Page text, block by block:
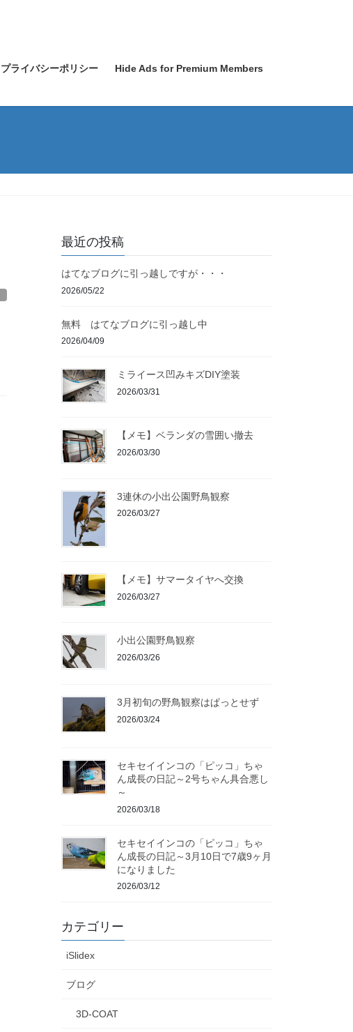
プライバシーポリシー Hide Ads for Premium Members
最近の投稿
はてなブログに引っ越しですが・・・
2026/05/22
無料 はてなブログに引っ越し中
2026/04/09
ミライース凹みキズDIY塗装
2026/03/31
【メモ】ベランダの雪囲い撤去
2026/03/30
3連休の小出公園野鳥観察
2026/03/27
【メモ】サマータイヤへ交換
2026/03/27
小出公園野鳥観察
2026/03/26
3月初旬の野鳥観察はぱっとせず
2026/03/24
セキセイインコの「ピッコ」ちゃ
ん成長の日記～2号ちゃん具合悪し
～
2026/03/18
セキセイインコの「ピッコ」ちゃ
ん成長の日記～3月10日で7歳9ヶ月
になりました
2026/03/12
カテゴリー
iSlidex
ブログ
3D-COAT